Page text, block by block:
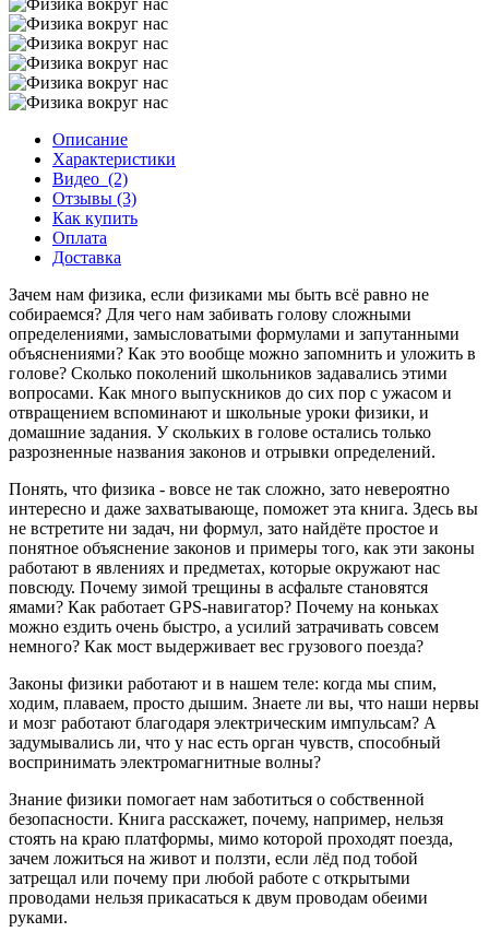
Описание
Характеристики
Видео (2)
Отзывы (3)
Как купить
Оплата
Доставка
Зачем нам физика, если физиками мы быть всё равно не
собираемся? Для чего нам забивать голову сложными
определениями, замысловатыми формулами и запутанными
объяснениями? Как это вообще можно запомнить и уложить в
голове? Сколько поколений школьников задавались этими
вопросами. Как много выпускников до сих пор с ужасом и
отвращением вспоминают и школьные уроки физики, и
домашние задания. У скольких в голове остались только
разрозненные названия законов и отрывки определений.
Понять, что физика - вовсе не так сложно, зато невероятно
интересно и даже захватывающе, поможет эта книга. Здесь вы
не встретите ни задач, ни формул, зато найдёте простое и
понятное объяснение законов и примеры того, как эти законы
работают в явлениях и предметах, которые окружают нас
повсюду. Почему зимой трещины в асфальте становятся
ямами? Как работает GPS-навигатор? Почему на коньках
можно ездить очень быстро, а усилий затрачивать совсем
немного? Как мост выдерживает вес грузового поезда?
Законы физики работают и в нашем теле: когда мы спим,
ходим, плаваем, просто дышим. Знаете ли вы, что наши нервы
и мозг работают благодаря электрическим импульсам? А
задумывались ли, что у нас есть орган чувств, способный
воспринимать электромагнитные волны?
Знание физики помогает нам заботиться о собственной
безопасности. Книга расскажет, почему, например, нельзя
стоять на краю платформы, мимо которой проходят поезда,
зачем ложиться на живот и ползти, если лёд под тобой
затрещал или почему при любой работе с открытыми
проводами нельзя прикасаться к двум проводам обеими
руками.